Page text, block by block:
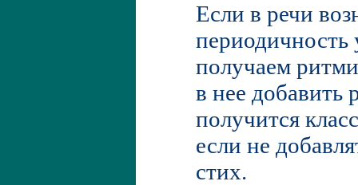
Если в речи
получаем
в нее добавить
получится
если не
стих.